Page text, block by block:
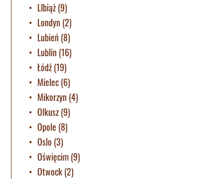
LIbiąż(9)
Londyn (2)
Lubień (8)
Lublin (16)
Łódź(19)
Mielec(6)
Mikorzyn (4)
Olkusz(9)
Opole (8)
Oslo (3)
Oświęcim(9)
Otwock(2)